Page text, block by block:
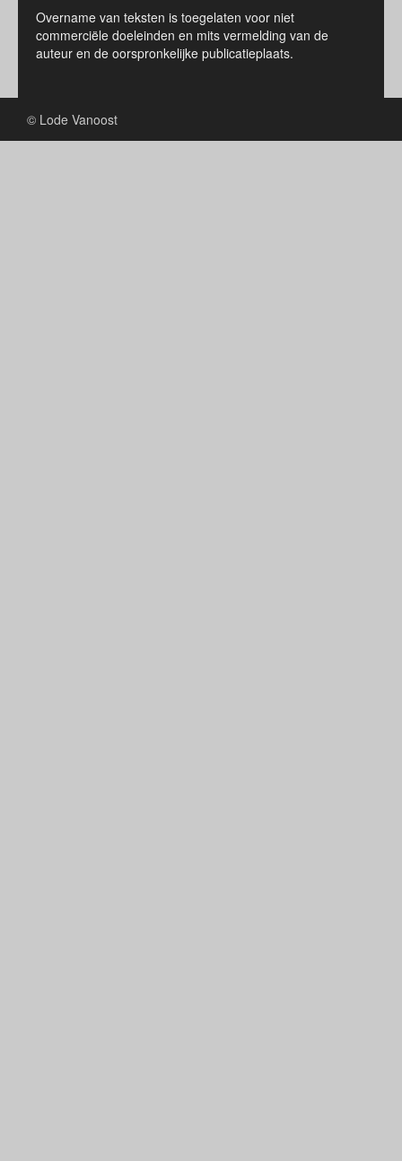
Overname van teksten is toegelaten voor niet
commerciële doeleinden en mits vermelding van de
auteur en de oorspronkelijke publicatieplaats.
© Lode Vanoost